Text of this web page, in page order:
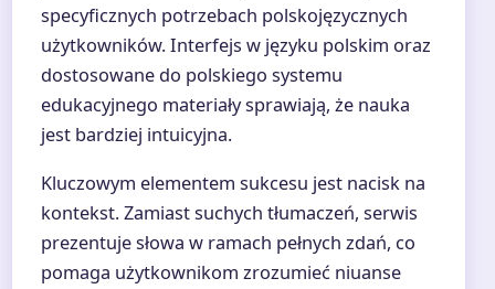
specyficznych potrzebach polskojęzycznych
użytkowników. Interfejs w języku polskim oraz
dostosowane do polskiego systemu
edukacyjnego materiały sprawiają, że nauka
jest bardziej intuicyjna.
Kluczowym elementem sukcesu jest nacisk na
kontekst. Zamiast suchych tłumaczeń, serwis
prezentuje słowa w ramach pełnych zdań, co
pomaga użytkownikom zrozumieć niuanse